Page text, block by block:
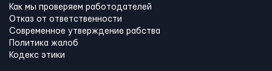
Как мы проверяем работодателей
Отказ от ответственности
Современное утверждение рабства
Политика жалоб
Кодекс этики